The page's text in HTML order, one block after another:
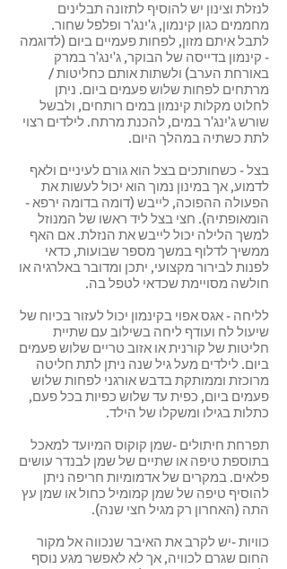
לנזלת וצינון יש להוסיף לתזונה תבלינים
מחממים כגון קינמון, ג'ינג'ר ופלפל שחור.
לתבל איתם מזון, לפחות פעמיים ביום (לדוגמה
- קינמון בדייסה של הבוקר, ג'ינג'ר במרק
באורחת הערב) ולשתות אותם כחליטות /
מרתחים לפחות שלוש פעמים ביום. ניתן
לחלוט מקלות קינמון במים רותחים, ולבשל
שורש ג'ינג'ר במים, להכנת מרתח. לילדים רצוי
לתת כשתיה במהלך היום.
בצל - כשחותכים בצל הוא גורם לעיניים ולאף
לדמוע, אך במינון נמוך הוא יכול לעשות את
הפעולה ההפוכה, לייבש (דומה בדומה ירפא -
הומאופתיה). חצי בצל ליד ראשו של המנוזל
למשך הלילה יכול לייבש את הנזלת. אם האף
ממשיך לדלוף במשך מספר שבועות, כדאי
לפנות לבירור מקצועי, יתכן ומדובר באלרגיה או
חולשה מסויימת שכדאי לטפל בה.
לליחה - אגס אפוי בקינמון יכול לעזור בכיוח של
שיעול לח ועודף ליחה בשילוב עם שתיית
חליטות של קורנית או אזוב טריים שלוש פעמים
ביום. לילדים מעל גיל שנה ניתן לתת חליטה
מרוכזת וממותקת בדבש אורגני לפחות שלוש
פעמים ביום, כפית עד שלוש כפיות בכל פעם,
כתלות בגילו ומשקלו של הילד.
תפרחת חיתולים -שמן קוקוס המיועד למאכל
בתוספת טיפה או שתיים של שמן לבנדר עושים
פלאים. במקרים של אדמומיות חריפה ניתן
להוסיף טיפה של שמן קמומיל כחול או שמן עץ
התה (האחרון רק מגיל חצי שנה).
כוויות -יש לקרב את האיבר שנכווה אל מקור
החום שגרם לכוויה, אך לא לאפשר מגע נוסף